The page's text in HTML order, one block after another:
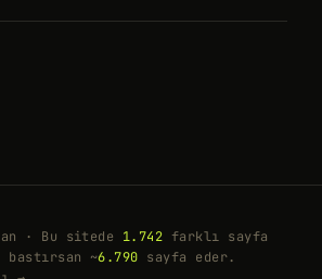
· Bu sitede 1.742 farklı sayfa
bastırsan ~6.790 sayfa eder.